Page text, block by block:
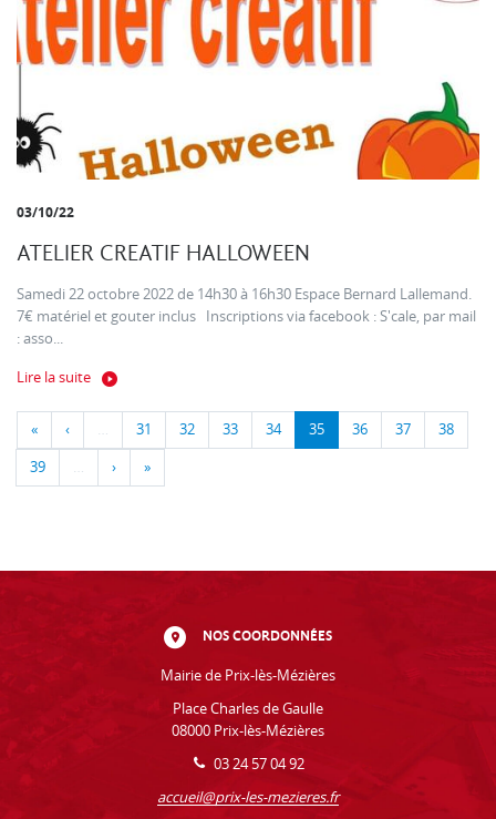
03/10/22
ATELIER CREATIF HALLOWEEN
Samedi 22 octobre 2022 de 14h30 à 16h30 Espace Bernard Lallemand.
7€ matériel et gouter inclus Inscriptions via facebook : S'cale, par mail
: asso...
Lire la suite
« ‹ … 31 32 33 34 35 36 37 38
39 … › »
NOS COORDONNÉES
Mairie de Prix-lès-Mézières
Place Charles de Gaulle
08000 Prix-lès-Mézières
03 24 57 04 92
accueil@prix-les-mezieres.fr